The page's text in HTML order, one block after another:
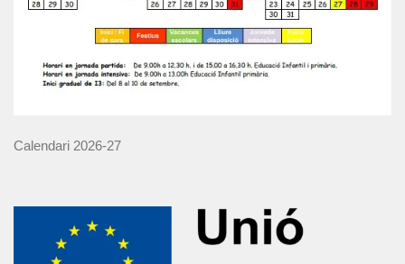
Calendari 2026-27